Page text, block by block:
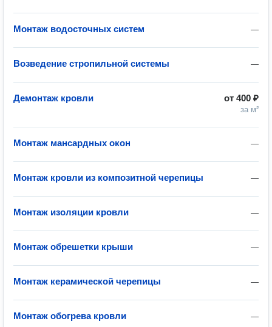
—
Монтаж водосточных систем
—
Возведение стропильной системы
от 400 ₽
за м²
Демонтаж кровли
—
Монтаж мансардных окон
—
Монтаж кровли из композитной черепицы
—
Монтаж изоляции кровли
—
Монтаж обрешетки крыши
—
Монтаж керамической черепицы
—
Монтаж обогрева кровли